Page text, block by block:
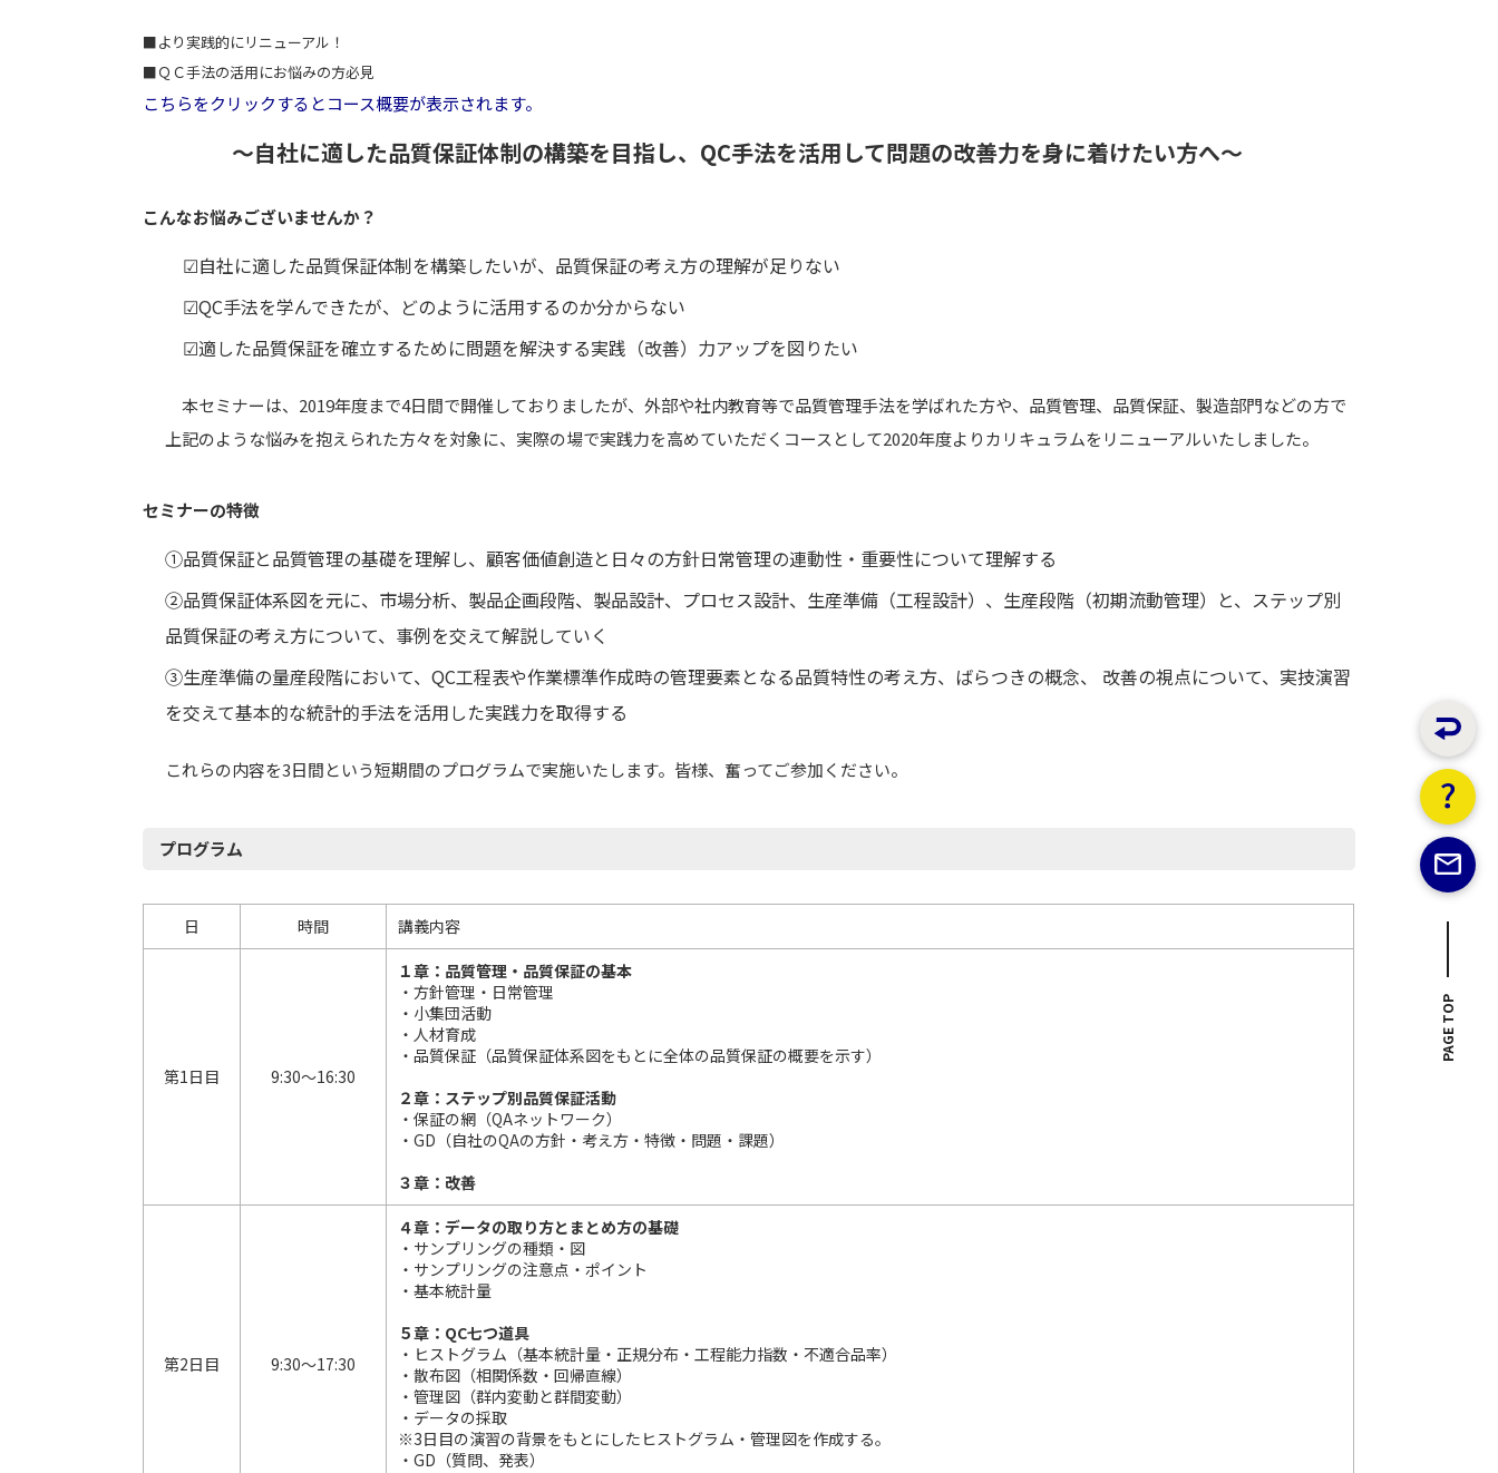
■より実践的にリニューアル！
■ＱＣ手法の活用にお悩みの方必見
こちらをクリックするとコース概要が表示されます。
～自社に適した品質保証体制の構築を目指し、QC手法を活用して問題の改善力を身に着けたい方へ～
こんなお悩みございませんか？
☑自社に適した品質保証体制を構築したいが、品質保証の考え方の理解が足りない
☑QC手法を学んできたが、どのように活用するのか分からない
☑適した品質保証を確立するために問題を解決する実践（改善）力アップを図りたい
本セミナーは、2019年度まで4日間で開催しておりましたが、外部や社内教育等で品質管理手法を学ばれた方や、品質管理、品質保証、製造部門などの方で
上記のような悩みを抱えられた方々を対象に、実際の場で実践力を高めていただくコースとして2020年度よりカリキュラムをリニューアルいたしました。
セミナーの特徴
①品質保証と品質管理の基礎を理解し、顧客価値創造と日々の方針日常管理の連動性・重要性について理解する
②品質保証体系図を元に、市場分析、製品企画段階、製品設計、プロセス設計、生産準備（工程設計）、生産段階（初期流動管理）と、ステップ別
品質保証の考え方について、事例を交えて解説していく
③生産準備の量産段階において、QC工程表や作業標準作成時の管理要素となる品質特性の考え方、ばらつきの概念、 改善の視点について、実技演習
を交えて基本的な統計的手法を活用した実践力を取得する
これらの内容を3日間という短期間のプログラムで実施いたします。皆様、奮ってご参加ください。
プログラム
日 時間 講義内容
第1日目 9:30～16:30
１章：品質管理・品質保証の基本
・方針管理・日常管理
・小集団活動
・人材育成
・品質保証（品質保証体系図をもとに全体の品質保証の概要を示す）
２章：ステップ別品質保証活動
・保証の網（QAネットワーク）
・GD（自社のQAの方針・考え方・特徴・問題・課題）
３章：改善
第2日目 9:30～17:30
４章：データの取り方とまとめ方の基礎
・サンプリングの種類・図
・サンプリングの注意点・ポイント
・基本統計量
５章：QC七つ道具
・ヒストグラム（基本統計量・正規分布・工程能力指数・不適合品率）
・散布図（相関係数・回帰直線）
・管理図（群内変動と群間変動）
・データの採取
※3日目の演習の背景をもとにしたヒストグラム・管理図を作成する。
・GD（質問、発表）
PAGE TOP